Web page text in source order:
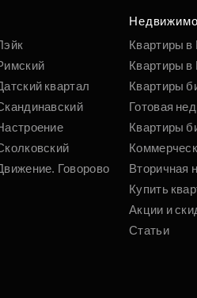
квартал
Говорово
Квартиры в
Квартиры в
Квартиры
Готовая
Квартиры
Вторичная
Купить
Акции и
Статьи